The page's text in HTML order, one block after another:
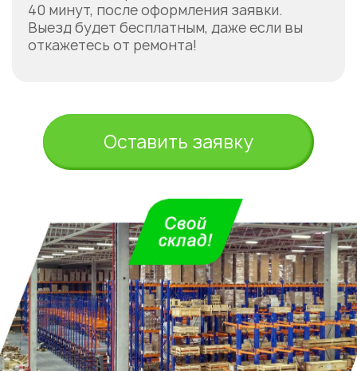
40 минут, после оформления заявки.
Выезд будет бесплатным, даже если вы
откажетесь от ремонта!
Оставить заявку